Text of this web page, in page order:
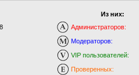
Из них:
Администраторов:
Модераторов:
VIP пользователей:
Проверенных: